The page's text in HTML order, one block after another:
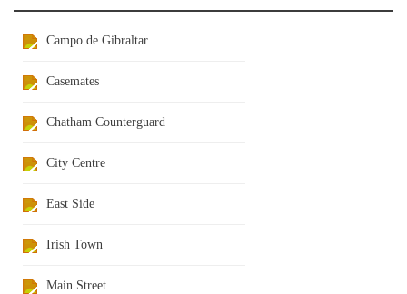
Campo de Gibraltar
Casemates
Chatham Counterguard
City Centre
East Side
Irish Town
Main Street